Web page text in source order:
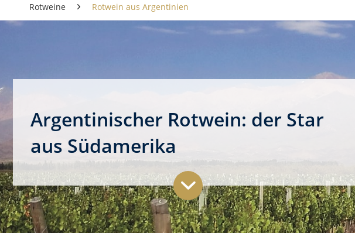
Rotweine Rotwein aus Argentinien
Argentinischer Rotwein: der Star
aus Südamerika